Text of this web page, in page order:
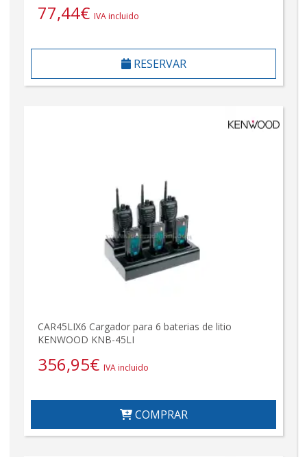
77,44€ IVA incluido
RESERVAR
CAR45LIX6 Cargador para 6 baterias de litio
KENWOOD KNB-45LI
356,95€ IVA incluido
COMPRAR